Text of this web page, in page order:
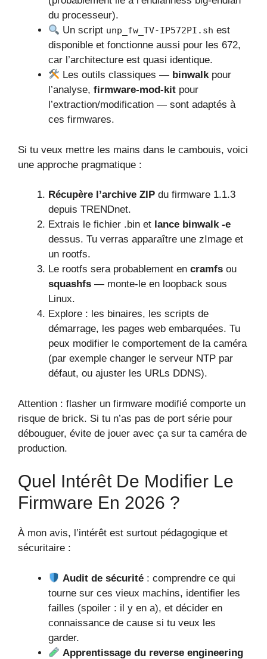
du processeur).
Un script unp_fw_TV-IP572PI.sh est
disponible et fonctionne aussi pour les 672,
car l’architecture est quasi identique.
Les outils classiques — binwalkpour
l’analyse, firmware-mod-kit pour
l’extraction/modification — sont adaptés à
ces firmwares.
Si tu veux mettre les mains dans le cambouis, voici
une approche pragmatique :
Récupère l’archive ZIP du firmware 1.1.3
depuis TRENDnet.
Extrais le fichier .bin et lance binwalk -e
dessus. Tu verras apparaître une zImage et
un rootfs.
Le rootfs sera probablement en cramfs ou
squashfs — monte-le en loopback sous
Linux.
Explore : les binaires, les scripts de
démarrage, les pages web embarquées. Tu
peux modifier le comportement de la caméra
(par exemple changer le serveur NTP par
défaut, ou ajuster les URLs DDNS).
Attention : flasher un firmware modifié comporte un
risque de brick. Si tu n’as pas de port série pour
débouguer, évite de jouer avec ça sur ta caméra de
production.
Quel Intérêt De Modifier Le
Firmware En 2026 ?
À mon avis, l’intérêt est surtout pédagogique et
sécuritaire :
Audit de sécurité : comprendre ce qui
tourne sur ces vieux machins, identifier les
failles (spoiler : il y en a), et décider en
connaissance de cause si tu veux les
garder.
Apprentissage du reverse engineering